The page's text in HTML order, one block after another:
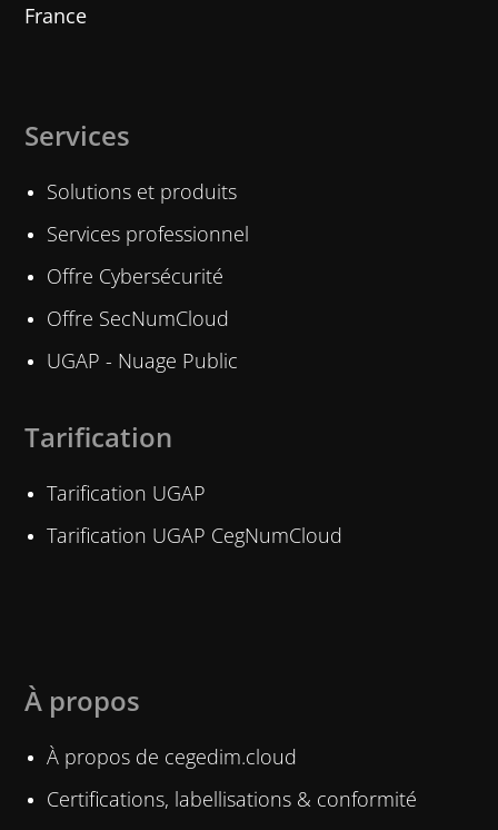
France
Services
Solutions et produits
Services professionnel
Offre Cybersécurité
Offre SecNumCloud
UGAP - Nuage Public
Tarification
Tarification UGAP
Tarification UGAP CegNumCloud
À propos
À propos de cegedim.cloud
Certifications, labellisations & conformité